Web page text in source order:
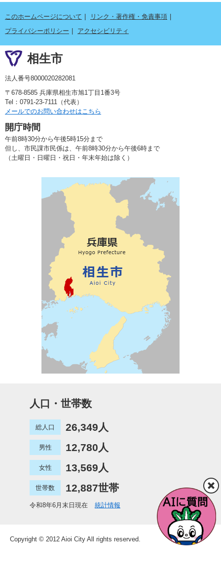
このホームページについて
リンク・著作権・免責事項
プライバシーポリシー
アクセシビリティ
相生市
法人番号8000020282081
〒678-8585 兵庫県相生市旭1丁目1番3号
Tel：0791-23-7111（代表）
メールでのお問い合わせはこちら
開庁時間
午前8時30分から午後5時15分まで
但し、市民課市民係は、午前8時30分から午後6時まで
（土曜日・日曜日・祝日・年末年始は除く）
人口・世帯数
総人口 26,349人
男性 12,780人
女性 13,569人
世帯数 12,887世帯
令和8年6月末日現在 統計情報
Copyright © 2012 Aioi City All rights reserved.